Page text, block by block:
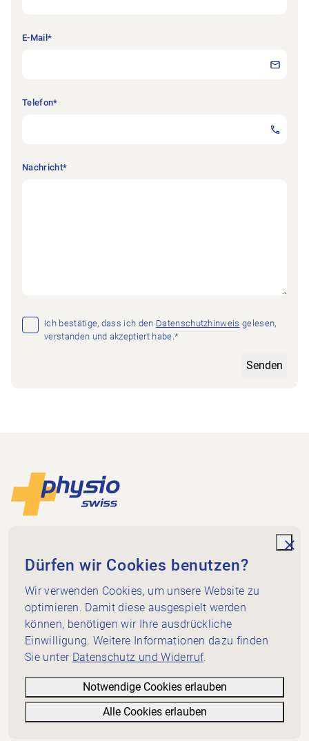
E-Mail *
Telefon*
Nachricht*
Einwilligung
Ich bestätige, dass ich den Datenschutzhinweis gelesen,
verstanden und akzeptiert habe.*
Footer
Dammweg 3
3013 Bern
+41 58 255 36 00
info@physioswiss.ch
Social Media
Wichtiges
Wissen
Dienstleistungen
Über Physioswiss
Dürfen wir Cookies benutzen?
Wir verwenden Cookies, um unsere Website zu
optimieren. Damit diese ausgespielt werden
können, benötigen wir Ihre ausdrückliche
Einwilligung. Weitere Informationen dazu finden
Sie unter Datenschutz und Widerruf.
Notwendige Cookies erlauben
Alle Cookies erlauben